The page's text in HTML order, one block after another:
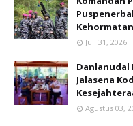
Juli 31, 2026
Danlanudal
Jalasena
Agustus 03,